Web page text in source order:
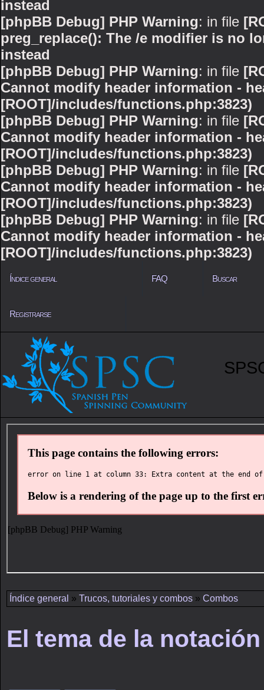
instead
[phpBB Debug] PHP Warning: in file
preg_replace(): The /e modifier is no
instead
[phpBB Debug] PHP Warning: in file
Cannot modify header information -
[ROOT]/includes/functions.php:3823)
[phpBB Debug] PHP Warning: in file
Cannot modify header information -
[ROOT]/includes/functions.php:3823)
[phpBB Debug] PHP Warning: in file
Cannot modify header information -
[ROOT]/includes/functions.php:3823)
[phpBB Debug] PHP Warning: in file
Cannot modify header information -
[ROOT]/includes/functions.php:3823)
Índice general FAQ Buscar
Registrarse
Índice general » Trucos, tutoriales y combos » Combos
El tema de la notación